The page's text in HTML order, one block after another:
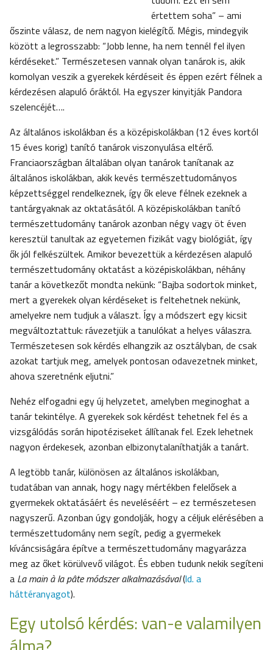
értettem soha” – ami
őszinte válasz, de nem nagyon kielégítő. Mégis, mindegyik
között a legrosszabb: “Jobb lenne, ha nem tennél fel ilyen
kérdéseket.” Természetesen vannak olyan tanárok is, akik
komolyan veszik a gyerekek kérdéseit és éppen ezért félnek a
kérdezésen alapuló óráktól. Ha egyszer kinyitják Pandora
szelencéjét….
Az általános iskolákban és a középiskolákban (12 éves kortól
15 éves korig) tanító tanárok viszonyulása eltérő.
Franciaországban általában olyan tanárok tanítanak az
általános iskolákban, akik kevés természettudományos
képzettséggel rendelkeznek, így ők eleve félnek ezeknek a
tantárgyaknak az oktatásától. A középiskolákban tanító
természettudomány tanárok azonban négy vagy öt éven
keresztül tanultak az egyetemen fizikát vagy biológiát, így
ők jól felkészültek. Amikor bevezettük a kérdezésen alapuló
természettudomány oktatást a középiskolákban, néhány
tanár a következőt mondta nekünk: “Bajba sodortok minket,
mert a gyerekek olyan kérdéseket is feltehetnek nekünk,
amelyekre nem tudjuk a választ. Így a módszert egy kicsit
megváltoztattuk: rávezetjük a tanulókat a helyes válaszra.
Természetesen sok kérdés elhangzik az osztályban, de csak
azokat tartjuk meg, amelyek pontosan odavezetnek minket,
ahova szeretnénk eljutni.”
Nehéz elfogadni egy új helyzetet, amelyben meginoghat a
tanár tekintélye. A gyerekek sok kérdést tehetnek fel és a
vizsgálódás során hipotéziseket állítanak fel. Ezek lehetnek
nagyon érdekesek, azonban elbizonytalaníthatják a tanárt.
A legtöbb tanár, különösen az általános iskolákban,
tudatában van annak, hogy nagy mértékben felelősek a
gyermekek oktatásáért és neveléséért – ez természetesen
nagyszerű. Azonban úgy gondolják, hogy a céljuk elérésében a
természettudomány nem segít, pedig a gyermekek
kíváncsiságára építve a természettudomány magyarázza
meg az őket körülvevő világot. És ebben tudunk nekik segíteni
a La main à la pâtemódszer alkalmazásával(ld. a
háttéranyagot).
Egy utolsó kérdés: van-e valamilyen